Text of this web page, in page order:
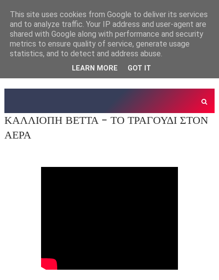
ΚΑΛΛΙΟΠΗ ΒΕΤΤΑ - ΤΟ ΤΡΑΓΟΥΔΙ ΣΤΟΝ
ΑΕΡΑ
This site uses cookies from Google to deliver its services
and to analyze traffic. Your IP address and user-agent are
shared with Google along with performance and security
metrics to ensure quality of service, generate usage
statistics, and to detect and address abuse.
LEARN MORE GOT IT